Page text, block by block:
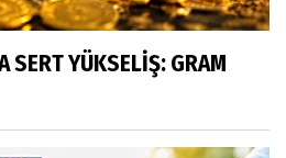
SERT YÜKSELİŞ: GRAM